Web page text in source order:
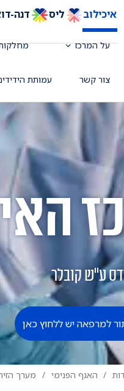
איכילוב ליס דנה-
על המרכז
צור קשר עמותת
ע"ש קובלר
למרפאה יש ללחוץ כאן
האגף הפנימי מערך